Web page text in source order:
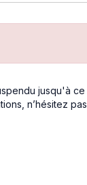
jusqu'à ce
n’hésitez pas